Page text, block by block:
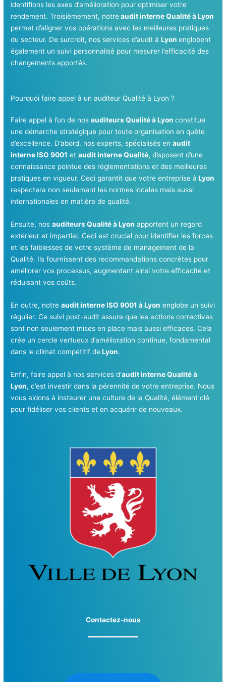
identifions les axes d’amélioration pour optimiser votre
rendement. Troisièmement, notreaudit interne Qualité à Lyon
permet d’aligner vos opérations avec les meilleures pratiques
du secteur. De surcroît, nos services d’audit àLyonenglobent
également un suivi personnalisé pour mesurer l’efficacité des
changements apportés.
Pourquoi faire appel à un auditeur Qualité à Lyon ?
Faire appel à l’un de nosauditeurs Qualité à Lyonconstitue
une démarche stratégique pour toute organisation en quête
d’excellence. D’abord, nos experts, spécialisés enaudit
interne ISO 9001 etaudit interne Qualité, disposent d’une
connaissance pointue des réglementations et des meilleures
pratiques en vigueur. Ceci garantit que votre entreprise à Lyon
respectera non seulement les normes locales mais aussi
internationales en matière de qualité.
Ensuite, nosauditeurs Qualité à Lyon apportent un regard
extérieur et impartial. Ceci est crucial pour identifier les forces
et les faiblesses de votre système de management de la
Qualité. Ils fournissent des recommandations concrètes pour
améliorer vos processus, augmentant ainsi votre efficacité et
réduisant vos coûts.
En outre, notreaudit interne ISO 9001 à Lyon englobe un suivi
régulier. Ce suivi post-audit assure que les actions correctives
sont non seulement mises en place mais aussi efficaces. Cela
crée un cercle vertueux d’amélioration continue, fondamental
dans le climat compétitif deLyon.
Enfin, faire appel à nos services d’audit interne Qualité à
Lyon, c’est investir dans la pérennité de votre entreprise. Nous
vous aidons à instaurer une culture de la Qualité, élément clé
pour fidéliser vos clients et en acquérir de nouveaux.
Contactez-nous